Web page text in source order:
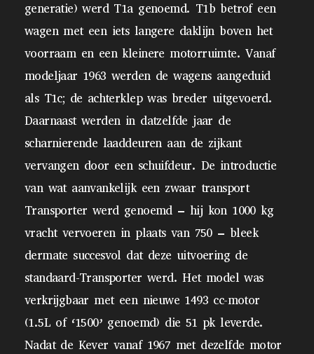
generatie) werd T1a genoemd. T1b betrof een
wagen met een iets langere daklijn boven het
voorraam en een kleinere motorruimte. Vanaf
modeljaar 1963 werden de wagens aangeduid
als T1c; de achterklep was breder uitgevoerd.
Daarnaast werden in datzelfde jaar de
scharnierende laaddeuren aan de zijkant
vervangen door een schuifdeur. De introductie
van wat aanvankelijk een zwaar transport
Transporter werd genoemd – hij kon 1000 kg
vracht vervoeren in plaats van 750 – bleek
dermate succesvol dat deze uitvoering de
standaard-Transporter werd. Het model was
verkrijgbaar met een nieuwe 1493 cc-motor
(1.5L of ‘1500’ genoemd) die 51 pk leverde.
Nadat de Kever vanaf 1967 met dezelfde motor